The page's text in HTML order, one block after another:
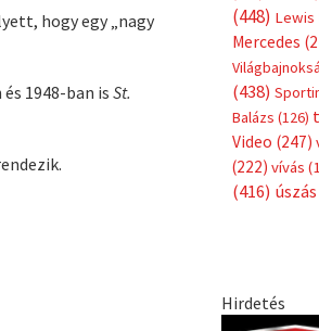
hogy egy „nagy
1948-ban isSt.
Címkék